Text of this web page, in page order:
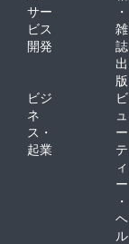
サー
ビス
開発
・
雑
誌
出
版
ビジ
ネ
ス・
起業
ビ
ュ
ー
テ
ィ
ー
・
ヘ
ル